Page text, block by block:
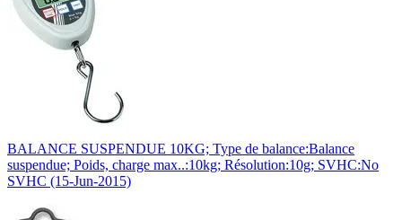
BALANCE SUSPENDUE 10KG; Type de balance:Balance
suspendue; Poids, charge max..:10kg; Résolution:10g; SVHC:No
SVHC (15-Jun-2015)